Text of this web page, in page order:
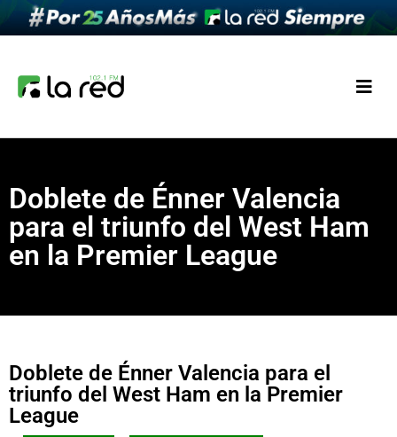
Doblete de Énner Valencia
para el triunfo del West Ham
en la Premier League
Doblete de Énner Valencia para el
triunfo del West Ham en la Premier
League